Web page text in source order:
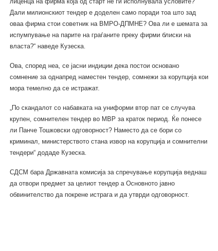
Дали милионскиот тендер е доделен само поради тоа што зад
оваа фирма стои советник на ВМРО-ДПМНЕ? Ова ли е шемата за
испумпување на парите на граѓаните преку фирми блиски на
власта?“ наведе Кузеска.
Ова, според неа, се јасни индиции дека постои основано
сомнение за однапред наместен тендер, сомнежи за корупција кои
мора темелно да се истражат.
„По скандалот со набавката на униформи втор пат се случува
крупен, сомнителен тендер во МВР за краток период. Ќе понесе
ли Панче Тошковски одговорност? Наместо да се бори со
криминал, министерството стана извор на корупција и сомнителни
тендери“ додаде Кузеска.
СДСМ бара Државната комисија за спречување корупција веднаш
да отвори предмет за целиот тендер а Основното јавно
обвинителство да покрене истрага и да утврди одговорност.